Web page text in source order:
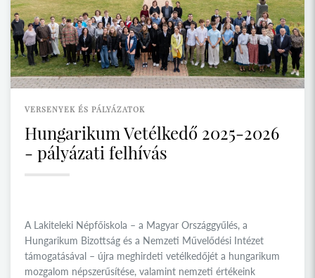
VERSENYEK ÉS PÁLYÁZATOK
Hungarikum Vetélkedő 2025-2026
- pályázati felhívás
A Lakiteleki Népfőiskola – a Magyar Országgyűlés, a
Hungarikum Bizottság és a Nemzeti Művelődési Intézet
támogatásával – újra meghirdeti vetélkedőjét a hungarikum
mozgalom népszerűsítése, valamint nemzeti értékeink